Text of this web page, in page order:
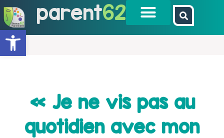
Ouvrir la barre d’outils
parent62
« Je ne vis pas au
quotidien avec mon